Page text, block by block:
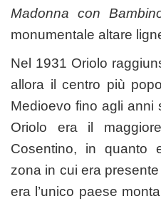
Madonna con
monumentale altare
Nel 1931 Oriolo
allora il centro più
Medioevo fino agli anni
Oriolo era il
Cosentino, in quanto
zona in cui era
era l’unico paese